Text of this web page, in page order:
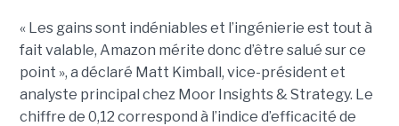
« Les gains sont indéniables et l’ingénierie est tout à
fait valable, Amazon mérite donc d’être salué sur ce
point », a déclaré Matt Kimball, vice-président et
analyste principal chez Moor Insights & Strategy. Le
chiffre de 0,12 correspond à l’indice d’efficacité de